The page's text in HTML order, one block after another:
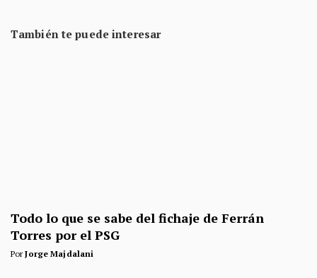
También te puede interesar
Todo lo que se sabe del fichaje de Ferrán
Torres por el PSG
PorJorge Majdalani